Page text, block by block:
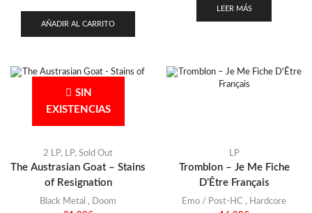
AÑADIR AL CARRITO
LEER MÁS
SIN
EXISTENCIAS
2 LP, LP, Sold Out
The Austrasian Goat – Stains
of Resignation
Black Metal ,
Doom
LP
Tromblon – Je Me Fiche
D’Être Français
Emo / Post-HC , Hardcore